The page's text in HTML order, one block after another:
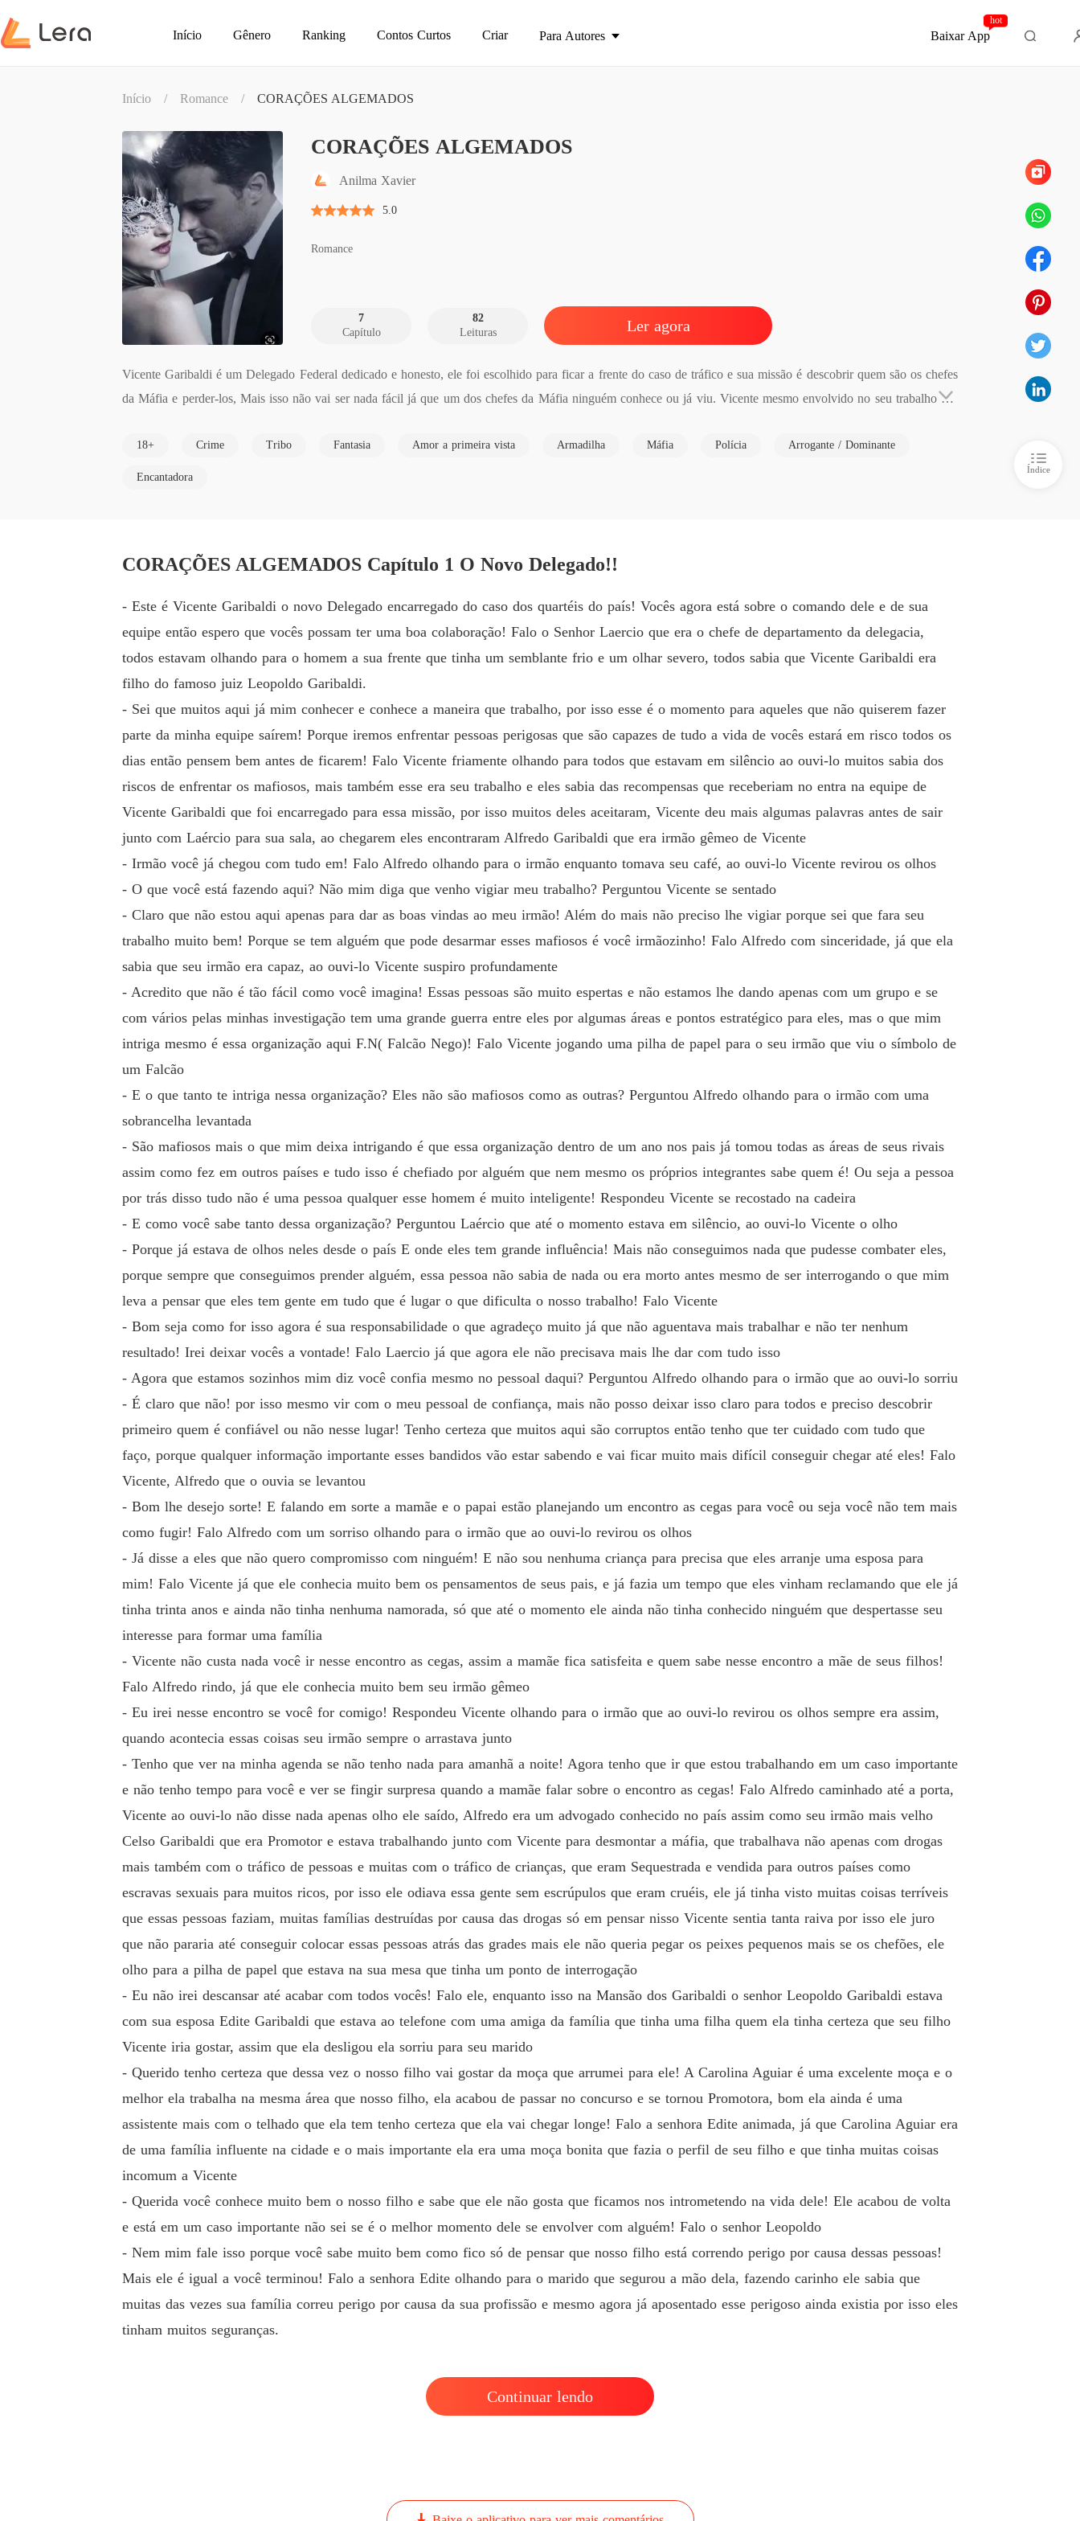
Início Gênero Ranking Contos Curtos Criar Para Autores Baixar App
hot
Início / Romance / CORAÇÕES ALGEMADOS
CORAÇÕES ALGEMADOS
Anilma Xavier
5.0
Romance
7
Capítulo
82
Leituras
Ler agora
Vicente Garibaldi é um Delegado Federal dedicado e honesto, ele foi escolhido para ficar a frente do caso de tráfico e sua missão é descobrir quem são os chefes
da Máfia e perder-los, Mais isso não vai ser nada fácil já que um dos chefes da Máfia ninguém conhece ou já viu. Vicente mesmo envolvido no seu trabalho sua
se apaixonou a primeira vista, e tentou conquistá-la de todas as formas.
Geovanna Queiroz mais parecia um anjo com seu jeito doce e gentil, sua beleza fazia inveja a qualquer mulher e mexia com os pensamentos dos homens, Ela viv
18+ Crime Tribo Fantasia Amor a primeira vista Armadilha Máfia Polícia Arrogante / Dominante
Encantadora
Índice
CORAÇÕES ALGEMADOS Capítulo 1 O Novo Delegado!!
- Este é Vicente Garibaldi o novo Delegado encarregado do caso dos quartéis do país! Vocês agora está sobre o comando dele e de sua
equipe então espero que vocês possam ter uma boa colaboração! Falo o Senhor Laercio que era o chefe de departamento da delegacia,
todos estavam olhando para o homem a sua frente que tinha um semblante frio e um olhar severo, todos sabia que Vicente Garibaldi era
filho do famoso juiz Leopoldo Garibaldi.
- Sei que muitos aqui já mim conhecer e conhece a maneira que trabalho, por isso esse é o momento para aqueles que não quiserem fazer
parte da minha equipe saírem! Porque iremos enfrentar pessoas perigosas que são capazes de tudo a vida de vocês estará em risco todos os
dias então pensem bem antes de ficarem! Falo Vicente friamente olhando para todos que estavam em silêncio ao ouvi-lo muitos sabia dos
riscos de enfrentar os mafiosos, mais também esse era seu trabalho e eles sabia das recompensas que receberiam no entra na equipe de
Vicente Garibaldi que foi encarregado para essa missão, por isso muitos deles aceitaram, Vicente deu mais algumas palavras antes de sair
junto com Laércio para sua sala, ao chegarem eles encontraram Alfredo Garibaldi que era irmão gêmeo de Vicente
- Irmão você já chegou com tudo em! Falo Alfredo olhando para o irmão enquanto tomava seu café, ao ouvi-lo Vicente revirou os olhos
- O que você está fazendo aqui? Não mim diga que venho vigiar meu trabalho? Perguntou Vicente se sentado
- Claro que não estou aqui apenas para dar as boas vindas ao meu irmão! Além do mais não preciso lhe vigiar porque sei que fara seu
trabalho muito bem! Porque se tem alguém que pode desarmar esses mafiosos é você irmãozinho! Falo Alfredo com sinceridade, já que ela
sabia que seu irmão era capaz, ao ouvi-lo Vicente suspiro profundamente
- Acredito que não é tão fácil como você imagina! Essas pessoas são muito espertas e não estamos lhe dando apenas com um grupo e se
com vários pelas minhas investigação tem uma grande guerra entre eles por algumas áreas e pontos estratégico para eles, mas o que mim
intriga mesmo é essa organização aqui F.N( Falcão Nego)! Falo Vicente jogando uma pilha de papel para o seu irmão que viu o símbolo de
um Falcão
- E o que tanto te intriga nessa organização? Eles não são mafiosos como as outras? Perguntou Alfredo olhando para o irmão com uma
sobrancelha levantada
- São mafiosos mais o que mim deixa intrigando é que essa organização dentro de um ano nos pais já tomou todas as áreas de seus rivais
assim como fez em outros países e tudo isso é chefiado por alguém que nem mesmo os próprios integrantes sabe quem é! Ou seja a pessoa
por trás disso tudo não é uma pessoa qualquer esse homem é muito inteligente! Respondeu Vicente se recostado na cadeira
- E como você sabe tanto dessa organização? Perguntou Laércio que até o momento estava em silêncio, ao ouvi-lo Vicente o olho
- Porque já estava de olhos neles desde o país E onde eles tem grande influência! Mais não conseguimos nada que pudesse combater eles,
porque sempre que conseguimos prender alguém, essa pessoa não sabia de nada ou era morto antes mesmo de ser interrogando o que mim
leva a pensar que eles tem gente em tudo que é lugar o que dificulta o nosso trabalho! Falo Vicente
- Bom seja como for isso agora é sua responsabilidade o que agradeço muito já que não aguentava mais trabalhar e não ter nenhum
resultado! Irei deixar vocês a vontade! Falo Laercio já que agora ele não precisava mais lhe dar com tudo isso
- Agora que estamos sozinhos mim diz você confia mesmo no pessoal daqui? Perguntou Alfredo olhando para o irmão que ao ouvi-lo sorriu
- É claro que não! por isso mesmo vir com o meu pessoal de confiança, mais não posso deixar isso claro para todos e preciso descobrir
primeiro quem é confiável ou não nesse lugar! Tenho certeza que muitos aqui são corruptos então tenho que ter cuidado com tudo que
faço, porque qualquer informação importante esses bandidos vão estar sabendo e vai ficar muito mais difícil conseguir chegar até eles! Falo
Vicente, Alfredo que o ouvia se levantou
- Bom lhe desejo sorte! E falando em sorte a mamãe e o papai estão planejando um encontro as cegas para você ou seja você não tem mais
como fugir! Falo Alfredo com um sorriso olhando para o irmão que ao ouvi-lo revirou os olhos
- Já disse a eles que não quero compromisso com ninguém! E não sou nenhuma criança para precisa que eles arranje uma esposa para
mim! Falo Vicente já que ele conhecia muito bem os pensamentos de seus pais, e já fazia um tempo que eles vinham reclamando que ele já
tinha trinta anos e ainda não tinha nenhuma namorada, só que até o momento ele ainda não tinha conhecido ninguém que despertasse seu
interesse para formar uma família
- Vicente não custa nada você ir nesse encontro as cegas, assim a mamãe fica satisfeita e quem sabe nesse encontro a mãe de seus filhos!
Falo Alfredo rindo, já que ele conhecia muito bem seu irmão gêmeo
- Eu irei nesse encontro se você for comigo! Respondeu Vicente olhando para o irmão que ao ouvi-lo revirou os olhos sempre era assim,
quando acontecia essas coisas seu irmão sempre o arrastava junto
- Tenho que ver na minha agenda se não tenho nada para amanhã a noite! Agora tenho que ir que estou trabalhando em um caso importante
e não tenho tempo para você e ver se fingir surpresa quando a mamãe falar sobre o encontro as cegas! Falo Alfredo caminhado até a porta,
Vicente ao ouvi-lo não disse nada apenas olho ele saído, Alfredo era um advogado conhecido no país assim como seu irmão mais velho
Celso Garibaldi que era Promotor e estava trabalhando junto com Vicente para desmontar a máfia, que trabalhava não apenas com drogas
mais também com o tráfico de pessoas e muitas com o tráfico de crianças, que eram Sequestrada e vendida para outros países como
escravas sexuais para muitos ricos, por isso ele odiava essa gente sem escrúpulos que eram cruéis, ele já tinha visto muitas coisas terríveis
que essas pessoas faziam, muitas famílias destruídas por causa das drogas só em pensar nisso Vicente sentia tanta raiva por isso ele juro
que não pararia até conseguir colocar essas pessoas atrás das grades mais ele não queria pegar os peixes pequenos mais se os chefões, ele
olho para a pilha de papel que estava na sua mesa que tinha um ponto de interrogação
- Eu não irei descansar até acabar com todos vocês! Falo ele, enquanto isso na Mansão dos Garibaldi o senhor Leopoldo Garibaldi estava
com sua esposa Edite Garibaldi que estava ao telefone com uma amiga da família que tinha uma filha quem ela tinha certeza que seu filho
Vicente iria gostar, assim que ela desligou ela sorriu para seu marido
- Querido tenho certeza que dessa vez o nosso filho vai gostar da moça que arrumei para ele! A Carolina Aguiar é uma excelente moça e o
melhor ela trabalha na mesma área que nosso filho, ela acabou de passar no concurso e se tornou Promotora, bom ela ainda é uma
assistente mais com o telhado que ela tem tenho certeza que ela vai chegar longe! Falo a senhora Edite animada, já que Carolina Aguiar era
de uma família influente na cidade e o mais importante ela era uma moça bonita que fazia o perfil de seu filho e que tinha muitas coisas
incomum a Vicente
- Querida você conhece muito bem o nosso filho e sabe que ele não gosta que ficamos nos intrometendo na vida dele! Ele acabou de volta
e está em um caso importante não sei se é o melhor momento dele se envolver com alguém! Falo o senhor Leopoldo
- Nem mim fale isso porque você sabe muito bem como fico só de pensar que nosso filho está correndo perigo por causa dessas pessoas!
Mais ele é igual a você terminou! Falo a senhora Edite olhando para o marido que segurou a mão dela, fazendo carinho ele sabia que
muitas das vezes sua família correu perigo por causa da sua profissão e mesmo agora já aposentado esse perigoso ainda existia por isso eles
tinham muitos seguranças.
Continuar lendo
Capítulo 4 Uma Surpresa Bastante Agradável.
Capítulo 5 Encontro As Cegas!!!
01/11/2025
CORAÇÕES ALGEMADOS
CORAÇÕES ALGEMADOS